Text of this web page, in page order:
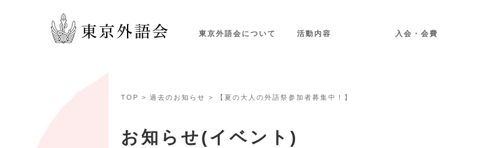
東京外語会について 活動内容 入会・会費
TOP > 過去のお知らせ > 【夏の大人の外語祭参加者募集中！】
お知らせ(イベント)